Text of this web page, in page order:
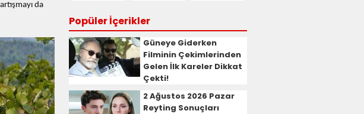
da
Popüler İçerikler
Güneye Giderken
Filminin Çekimlerinden
Gelen İlk Kareler Dikkat
Çekti!
2 Ağustos 2026 Pazar
Reyting Sonuçları